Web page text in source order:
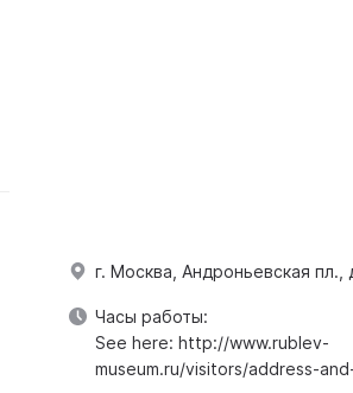
г. Москва, Андроньевская пл.,
Часы работы:
See here: http://www.rublev-
museum.ru/visitors/address-